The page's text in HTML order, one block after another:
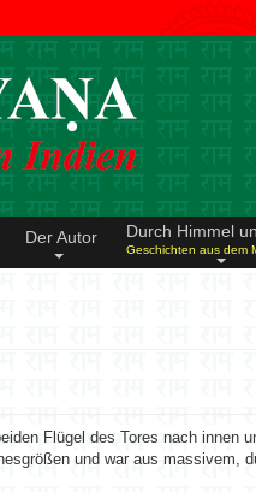
Der Autor Durch Himmel
Geschichten aus dem
Flügel des Tores nach innen
und war aus massivem,